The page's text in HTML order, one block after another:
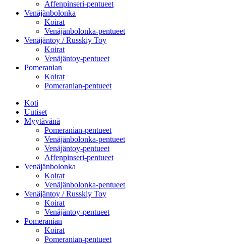
Affenpinseri-pentueet
Venäjänbolonka
Koirat
Venäjänbolonka-pentueet
Venäjäntoy / Russkiy Toy
Koirat
Venäjäntoy-pentueet
Pomeranian
Koirat
Pomeranian-pentueet
Koti
Uutiset
Myytävänä
Pomeranian-pentueet
Venäjänbolonka-pentueet
Venäjäntoy-pentueet
Affenpinseri-pentueet
Venäjänbolonka
Koirat
Venäjänbolonka-pentueet
Venäjäntoy / Russkiy Toy
Koirat
Venäjäntoy-pentueet
Pomeranian
Koirat
Pomeranian-pentueet